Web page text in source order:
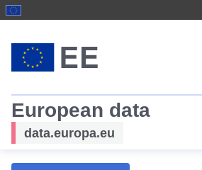
European data
data.europa.eu